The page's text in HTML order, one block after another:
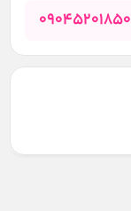
09045201850